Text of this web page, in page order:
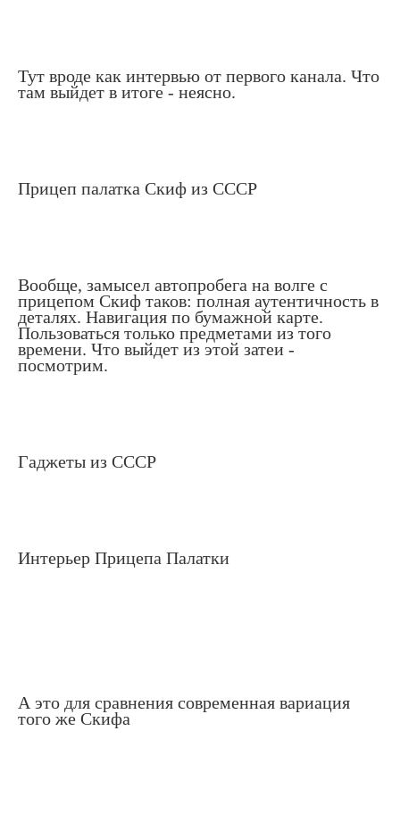
Тут вроде как интервью от первого канала. Что
там выйдет в итоге - неясно.
Прицеп палатка Скиф из СССР
Вообще, замысел автопробега на волге с
прицепом Скиф таков: полная аутентичность в
деталях. Навигация по бумажной карте.
Пользоваться только предметами из того
времени. Что выйдет из этой затеи -
посмотрим.
Гаджеты из СССР
Интерьер Прицепа Палатки
А это для сравнения современная вариация
того же Скифа